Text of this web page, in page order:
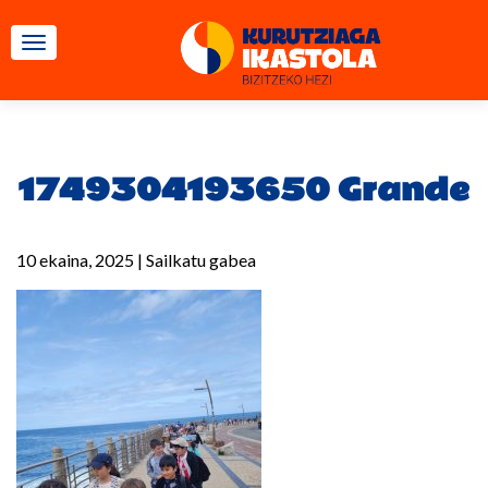
TOGGLE NAVIGATION
1749304193650 Grande
10 ekaina, 2025 | Sailkatu gabea